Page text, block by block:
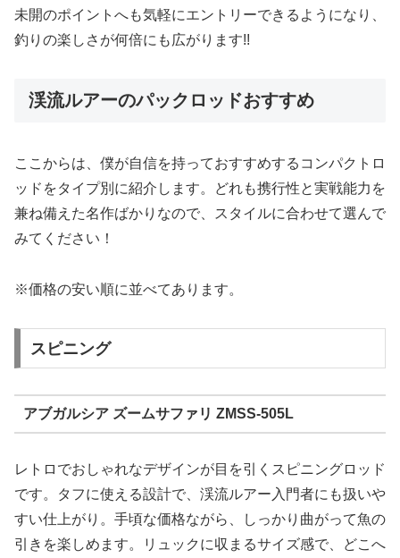
未開のポイントへも気軽にエントリーできるようになり、
釣りの楽しさが何倍にも広がります!!
渓流ルアーのパックロッドおすすめ
ここからは、僕が自信を持っておすすめするコンパクトロ
ッドをタイプ別に紹介します。どれも携行性と実戦能力を
兼ね備えた名作ばかりなので、スタイルに合わせて選んで
みてください！
※価格の安い順に並べてあります。
スピニング
アブガルシア ズームサファリ ZMSS-505L
レトロでおしゃれなデザインが目を引くスピニングロッド
です。タフに使える設計で、渓流ルアー入門者にも扱いや
すい仕上がり。手頃な価格ながら、しっかり曲がって魚の
引きを楽しめます。リュックに収まるサイズ感で、どこへ